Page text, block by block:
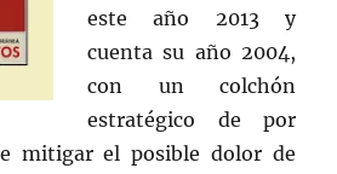
este año 2013 y
cuenta su año 2004,
con un colchón
estratégico de por
mitigar el posible dolor de